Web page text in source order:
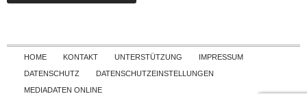
Skip to content
HOME KONTAKT UNTERSTÜTZUNG
IMPRESSUM
DATENSCHUTZ
DATENSCHUTZEINSTELLUNGEN
MEDIADATEN ONLINE